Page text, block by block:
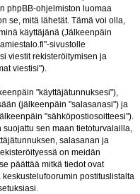
phpBB-ohjelmiston luomaa
se, mitä lähetät. Tämä voi olla,
käyttäjänä (Jälkeenpäin
sivustolle
viestit rekisteröitymisen ja
viestisi").
"käyttäjätunnuksesi"),
(jälkeenpäin "salasanasi") ja
"sähköpostiosoitteesi").
sen maan tietoturvalailla,
salasanan ja
on meidän
päättää mitkä tiedot ovat
postituslistalta